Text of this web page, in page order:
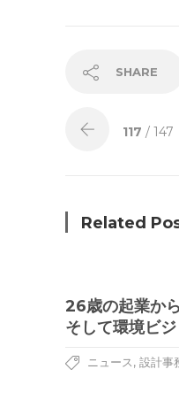
SHARE
117 / 147
Related
26歳の起業か
そして環境ビ
ニュース, 設計事